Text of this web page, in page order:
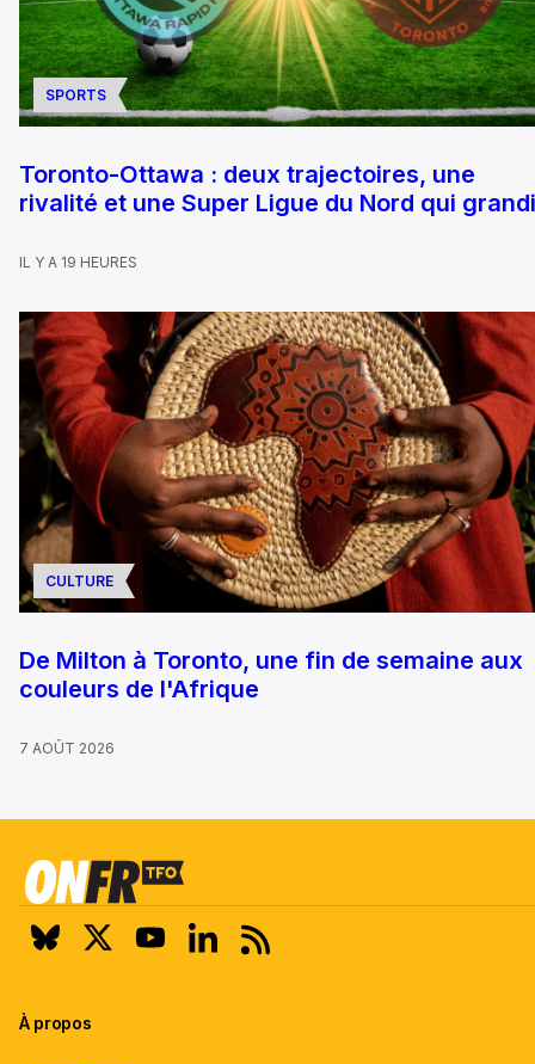
SPORTS
Toronto-Ottawa : deux trajectoires, une
rivalité et une Super Ligue du Nord qui
IL Y A 19 HEURES
CULTURE
De Milton à Toronto, une fin de semaine aux
couleurs de l'Afrique
7 AOÛT 2026
À propos